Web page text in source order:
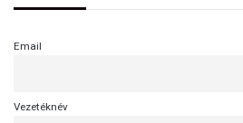
Email
Vezetéknév